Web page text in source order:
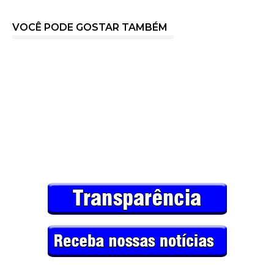
VOCÊ PODE GOSTAR TAMBÉM